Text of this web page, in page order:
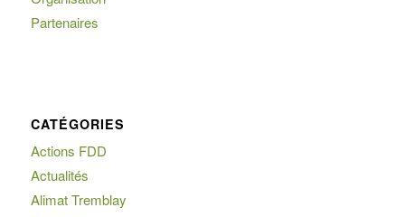
Partenaires
CATÉGORIES
Actions FDD
Actualités
Alimat Tremblay